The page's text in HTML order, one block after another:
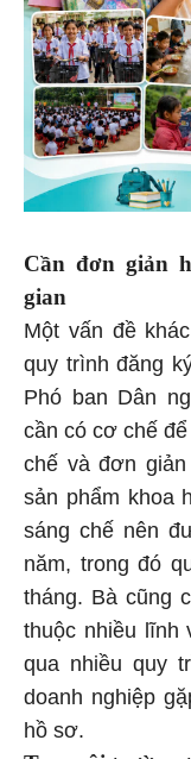
Cần đơn giản
gian
Một vấn đề
quy trình đăng
Phó ban Dân
cần có cơ chế
chế và đơn
sản phẩm khoa
sáng chế nên
năm, trong đó
tháng. Bà cũng
thuộc nhiều lĩnh
qua nhiều quy
doanh nghiệp
hồ sơ.